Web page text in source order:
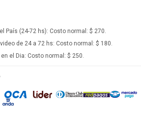
País (24-72 hs): Costo normal: $ 270.
de 24 a 72 hs: Costo normal: $ 180.
el Dia: Costo normal: $ 250.